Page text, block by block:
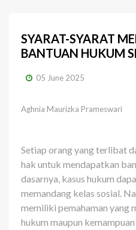
SYARAT-SYARAT
BANTUAN HUKUM
05 June 2025
Aghnia Maurizka Prameswari
Setiap orang yang terlibat
hak untuk mendapatkan
dasarnya, kasus hukum
memandang kelas sosial.
memiliki pemahaman yang
hukum maupun